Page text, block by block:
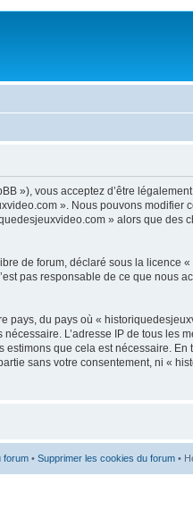
»), vous acceptez d’être
». Nous pouvons modifier
» alors que des
de forum, déclaré sous la licence «
pas responsable de ce que nous
pays, du pays où «
L’adresse IP de tous les
que cela est nécessaire. En
sans votre consentement, ni «
forum • Supprimer les cookies du forum •